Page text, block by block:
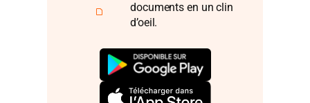
documents en un clin
d’oeil.